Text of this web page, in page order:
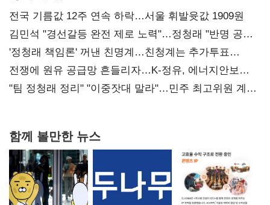
전국 기름값 12주 연속 하락…서울 휘발윳값 1909원
김민석 "경선갈등 완전 제로 노력"…정청래 "반명 공세
사과부터"
'정청래 책임론' 꺼낸 친명계…친청계는 추가투표
때리기
전쟁에 원유 공급망 흔들리자…K-정유, 에너지안보
핵심으로 재부상
"팀 정청래 정리" "이중잣대 말라"…민주 최고위원 계파
함께 볼만한 뉴스